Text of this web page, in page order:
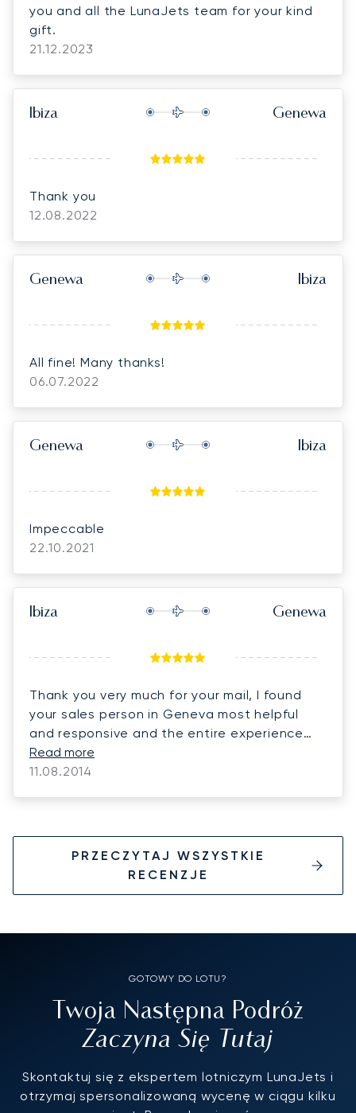
you and all the LunaJets team for your kind
gift.
21.12.2023
Ibiza Genewa
Thank you
12.08.2022
Genewa Ibiza
All fine! Many thanks!
06.07.2022
Genewa Ibiza
Impeccable
22.10.2021
Ibiza Genewa
Thank you very much for your mail, I found
your sales person in Geneva most helpful
and responsive and the entire experience
with Lunajets as well as the flight crew very
professional.
Read more
11.08.2014
PRZECZYTAJ WSZYSTKIE
RECENZJE
GOTOWY DO LOTU?
Twoja Następna Podróż
Zaczyna Się Tutaj
Skontaktuj się z ekspertem lotniczym LunaJets i
otrzymaj spersonalizowaną wycenę w ciągu kilku